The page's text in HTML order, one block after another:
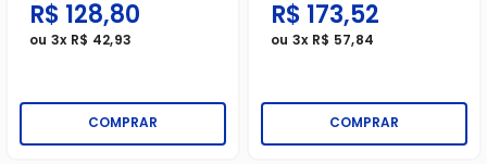
R$ 128,80
ou 3x R$ 42,93
COMPRAR
R$ 173,52
ou 3x R$ 57,84
COMPRAR